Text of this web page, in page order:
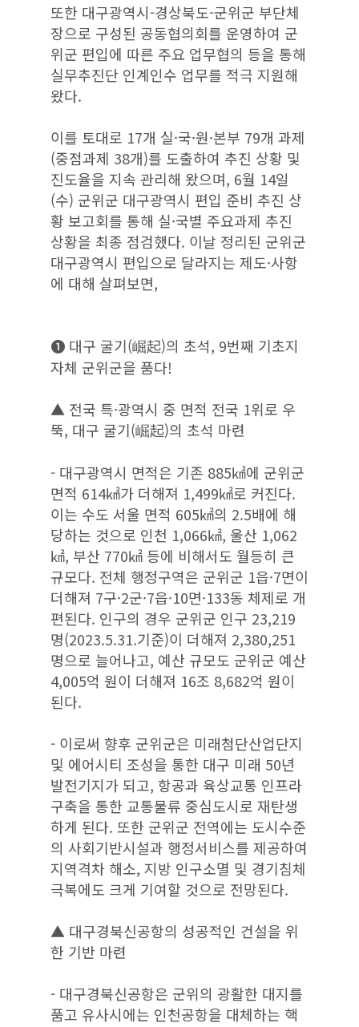
또한 대구광역시-경상북도-군위군 부단체
장으로 구성된 공동협의회를 운영하여 군
위군 편입에 따른 주요 업무협의 등을 통해
실무추진단 인계인수 업무를 적극 지원해
왔다.
이를 토대로 17개 실·국·원·본부 79개 과제
(중점과제 38개)를 도출하여 추진 상황 및
진도율을 지속 관리해 왔으며, 6월 14일
(수) 군위군 대구광역시 편입 준비 추진 상
황 보고회를 통해 실·국별 주요과제 추진
상황을 최종 점검했다. 이날 정리된 군위군
대구광역시 편입으로 달라지는 제도·사항
에 대해 살펴보면,
❶ 대구 굴기(崛起)의 초석, 9번째 기초지
자체 군위군을 품다!
▲ 전국 특·광역시 중 면적 전국 1위로 우
뚝, 대구 굴기(崛起)의 초석 마련
- 대구광역시 면적은 기존 885㎢에 군위군
면적 614㎢가 더해져 1,499㎢로 커진다.
이는 수도 서울 면적 605㎢의 2.5배에 해
당하는 것으로 인천 1,066㎢, 울산 1,062
㎢, 부산 770㎢ 등에 비해서도 월등히 큰
규모다. 전체 행정구역은 군위군 1읍·7면이
더해져 7구·2군·7읍·10면·133동 체제로 개
편된다. 인구의 경우 군위군 인구 23,219
명(2023.5.31.기준)이 더해져 2,380,251
명으로 늘어나고, 예산 규모도 군위군 예산
4,005억 원이 더해져 16조 8,682억 원이
된다.
- 이로써 향후 군위군은 미래첨단산업단지
및 에어시티 조성을 통한 대구 미래 50년
발전기지가 되고, 항공과 육상교통 인프라
구축을 통한 교통물류 중심도시로 재탄생
하게 된다. 또한 군위군 전역에는 도시수준
의 사회기반시설과 행정서비스를 제공하여
지역격차 해소, 지방 인구소멸 및 경기침체
극복에도 크게 기여할 것으로 전망된다.
▲ 대구경북신공항의 성공적인 건설을 위
한 기반 마련
- 대구경북신공항은 군위의 광활한 대지를
품고 유사시에는 인천공항을 대체하는 핵